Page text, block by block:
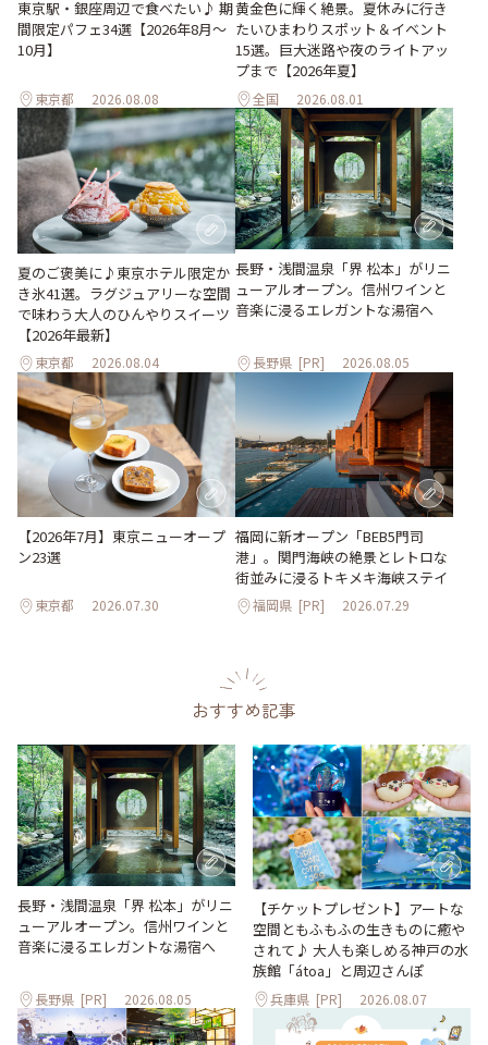
東京駅・銀座周辺で食べたい♪ 期
間限定パフェ34選【2026年8月～
10月】
東京都 2026.08.08
黄金色に輝く絶景。夏休みに行き
たいひまわりスポット＆イベント
15選。巨大迷路や夜のライトアッ
プまで【2026年夏】
全国 2026.08.01
夏のご褒美に♪東京ホテル限定か
き氷41選。ラグジュアリーな空間
で味わう大人のひんやりスイーツ
【2026年最新】
東京都 2026.08.04
長野・浅間温泉「界 松本」がリニ
ューアルオープン。信州ワインと
音楽に浸るエレガントな湯宿へ
長野県 [PR] 2026.08.05
【2026年7月】東京ニューオープ
ン23選
東京都 2026.07.30
福岡に新オープン「BEB5門司
港」。関門海峡の絶景とレトロな
街並みに浸るトキメキ海峡ステイ
福岡県 [PR] 2026.07.29
おすすめ記事
長野・浅間温泉「界 松本」がリニ
ューアルオープン。信州ワインと
音楽に浸るエレガントな湯宿へ
長野県 [PR] 2026.08.05
【チケットプレゼント】アートな
空間ともふもふの生きものに癒や
されて♪ 大人も楽しめる神戸の水
族館「átoa」と周辺さんぽ
兵庫県 [PR] 2026.08.07